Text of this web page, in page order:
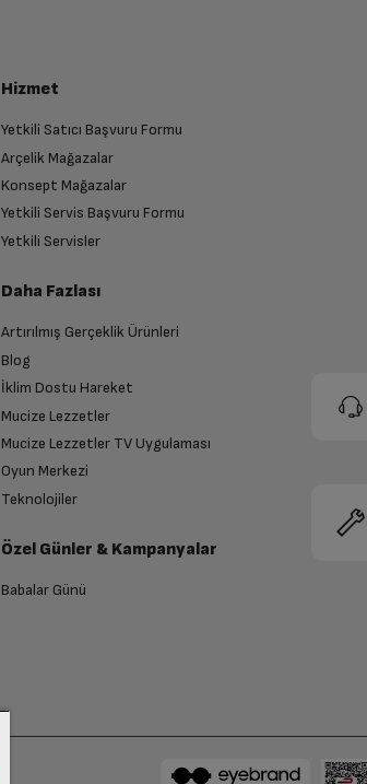
Hizmet
Yetkili Satıcı Başvuru Formu
Arçelik Mağazalar
Konsept Mağazalar
Yetkili Servis Başvuru Formu
Yetkili Servisler
Daha Fazlası
Artırılmış Gerçeklik Ürünleri
Blog
İklim Dostu Hareket
Mucize Lezzetler
Mucize Lezzetler TV Uygulaması
Oyun Merkezi
Teknolojiler
Özel Günler & Kampanyalar
Babalar Günü